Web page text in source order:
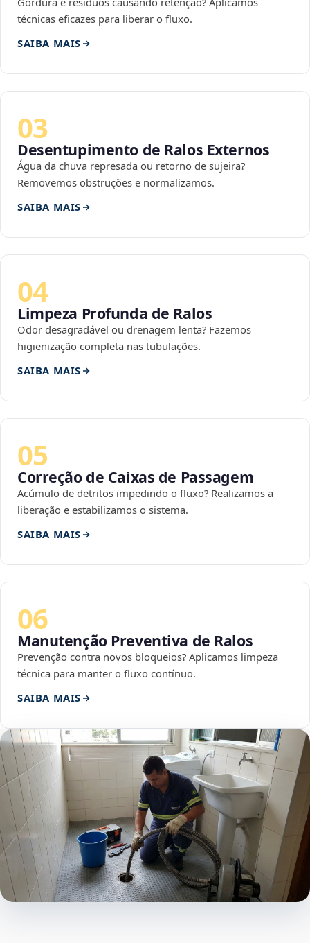
técnicas eficazes para liberar o fluxo.
SAIBA MAIS
03
Desentupimento de Ralos Externos
Água da chuva represada ou retorno de sujeira?
Removemos obstruções e normalizamos.
SAIBA MAIS
04
Limpeza Profunda de Ralos
Odor desagradável ou drenagem lenta? Fazemos
higienização completa nas tubulações.
SAIBA MAIS
05
Correção de Caixas de Passagem
Acúmulo de detritos impedindo o fluxo? Realizamos a
liberação e estabilizamos o sistema.
SAIBA MAIS
06
Manutenção Preventiva de Ralos
Prevenção contra novos bloqueios? Aplicamos limpeza
técnica para manter o fluxo contínuo.
SAIBA MAIS